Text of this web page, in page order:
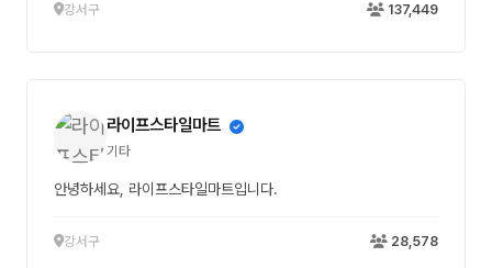
강서구 137,449
라이프스타일마트
기타
안녕하세요, 라이프스타일마트입니다.
강서구 28,578